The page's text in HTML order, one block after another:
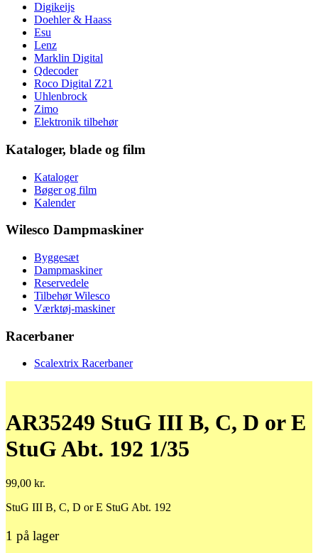
Digikeijs
Doehler & Haass
Esu
Lenz
Marklin Digital
Qdecoder
Roco Digital Z21
Uhlenbrock
Zimo
Elektronik tilbehør
Kataloger, blade og film
Kataloger
Bøger og film
Kalender
Wilesco Dampmaskiner
Byggesæt
Dampmaskiner
Reservedele
Tilbehør Wilesco
Værktøj-maskiner
Racerbaner
Scalextrix Racerbaner
AR35249 StuG III B, C, D or E
StuG Abt. 192 1/35
99,00 kr.
StuG III B, C, D or E StuG Abt. 192
1 på lager